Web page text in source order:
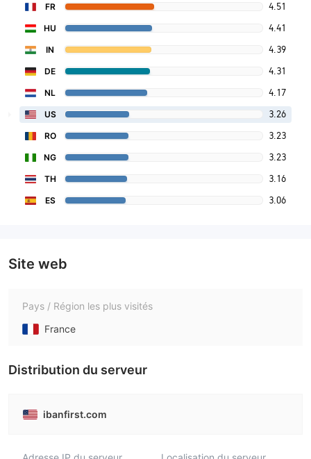
FR 4.51
HU 4.41
IN 4.39
DE 4.31
NL 4.17
US 3.26
RO 3.23
NG 3.23
TH 3.16
ES 3.06
Site web
Pays / Région les plus visités
France
Distribution du serveur
ibanfirst.com